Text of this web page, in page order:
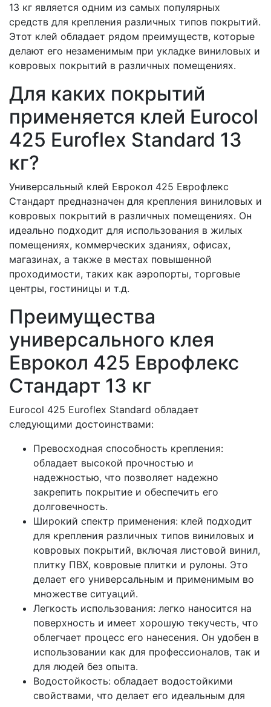
13 кг является одним из самых популярных
средств для крепления различных типов покрытий.
Этот клей обладает рядом преимуществ, которые
делают его незаменимым при укладке виниловых и
ковровых покрытий в различных помещениях.
Для каких покрытий
применяется клей Eurocol
425 Euroflex Standard 13
кг?
Универсальный клей Еврокол 425 Еврофлекс
Стандарт предназначен для крепления виниловых и
ковровых покрытий в различных помещениях. Он
идеально подходит для использования в жилых
помещениях, коммерческих зданиях, офисах,
магазинах, а также в местах повышенной
проходимости, таких как аэропорты, торговые
центры, гостиницы и т.д.
Преимущества
универсального клея
Еврокол 425 Еврофлекс
Стандарт 13 кг
Eurocol 425 Euroflex Standard обладает
следующими достоинствами:
Превосходная способность крепления:
обладает высокой прочностью и
надежностью, что позволяет надежно
закрепить покрытие и обеспечить его
долговечность.
Широкий спектр применения: клей подходит
для крепления различных типов виниловых и
ковровых покрытий, включая листовой винил,
плитку ПВХ, ковровые плитки и рулоны. Это
делает его универсальным и применимым во
множестве ситуаций.
Легкость использования: легко наносится на
поверхность и имеет хорошую текучесть, что
облегчает процесс его нанесения. Он удобен в
использовании как для профессионалов, так и
для людей без опыта.
Водостойкость: обладает водостойкими
свойствами, что делает его идеальным для